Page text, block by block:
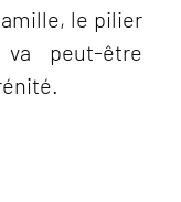
le pilier
peut-être